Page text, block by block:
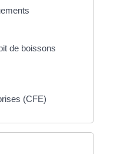
de boissons
(CFE)